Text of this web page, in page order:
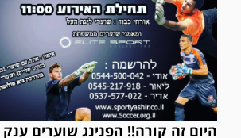
היום זה קורה!! הפנינג שוערים ענק